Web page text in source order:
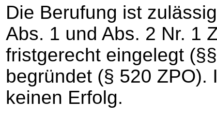
Die Berufung ist
Abs. 1 und Abs. 2 Nr. 1
fristgerecht eingelegt
begründet (§ 520
keinen Erfolg.